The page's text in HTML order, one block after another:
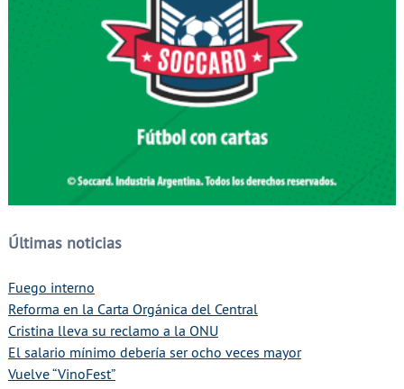
Últimas noticias
Fuego interno
Reforma en la Carta Orgánica del Central
Cristina lleva su reclamo a la ONU
El salario mínimo debería ser ocho veces mayor
Vuelve “VinoFest”